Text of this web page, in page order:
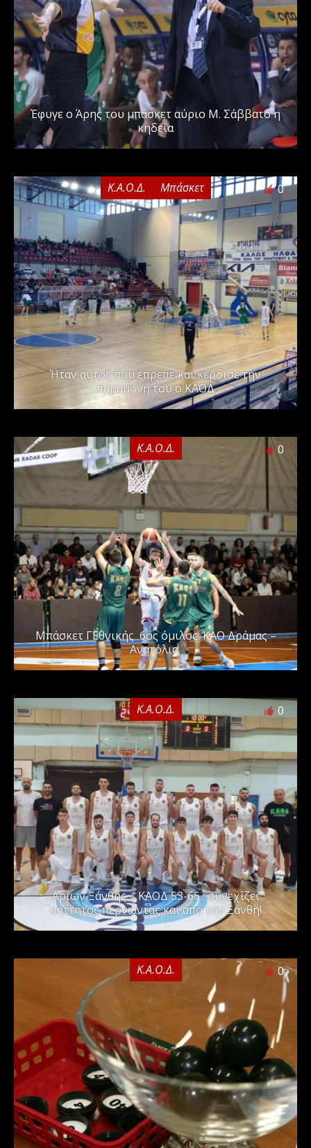
Έφυγε ο Άρης του μπάσκετ αύριο Μ. Σάββατο η
κηδεία
Κ.Α.Ο.Δ. Μπάσκετ 0
Ήταν αυτός που έπρεπε και κέρδισε την
παραμονή του ο ΚΑΟΔ
Κ.Α.Ο.Δ. 0
Μπάσκετ Γ΄Εθνικής 6ος όμιλος: ΚΑΟ Δράμας –
Ανατόλια
Κ.Α.Ο.Δ. 0
Αρίων Ξάνθης – ΚΑΟΔ 53-66 : συνεχίζει
αήττητος περνώντας και απο την Ξάνθη!
Κ.Α.Ο.Δ. 0